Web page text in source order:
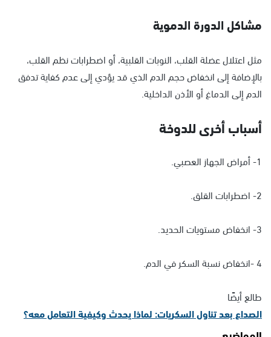
مشاكل الدورة الدموية
مثل اعتلال عضلة القلب، النوبات القلبية، أو اضطرابات نظم القلب،
بالإضافة إلى انخفاض حجم الدم الذي قد يؤدي إلى عدم كفاية تدفق
الدم إلى الدماغ أو الأذن الداخلية.
أسباب أخرى للدوخة
1- أمراض الجهاز العصبي.
2- اضطرابات القلق.
3- انخفاض مستويات الحديد.
4 -انخفاض نسبة السكر في الدم.
طالع أيضًا
الصداع بعد تناول السكريات: لماذا يحدث وكيفية التعامل معه؟